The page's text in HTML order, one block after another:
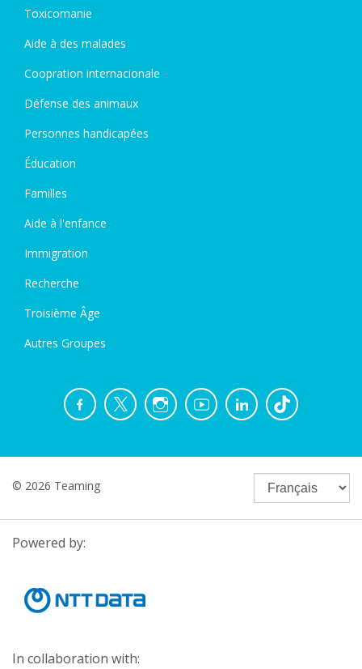
Toxicomanie
Aide à des malades
Coopration internacionale
Défense des animaux
Personnes handicapées
Éducation
Familles
Aide à l'enfance
Immigration
Recherche
Troisième Âge
Autres Groupes
© 2026 Teaming
Powered by:
In collaboration with: